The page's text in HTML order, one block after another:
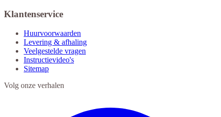
Klantenservice
Huurvoorwaarden
Levering & afhaling
Veelgestelde vragen
Instructievideo's
Sitemap
Volg onze verhalen